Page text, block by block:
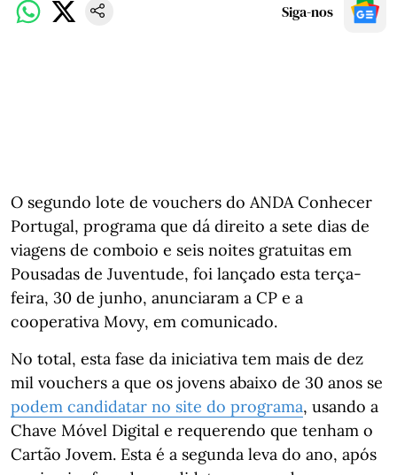
Siga-nos
O segundo lote de vouchers do ANDA Conhecer
Portugal, programa que dá direito a sete dias de
viagens de comboio e seis noites gratuitas em
Pousadas de Juventude, foi lançado esta terça-
feira, 30 de junho, anunciaram a CP e a
cooperativa Movy, em comunicado.
No total, esta fase da iniciativa tem mais de dez
mil vouchers a que os jovens abaixo de 30 anos se
podem candidatar no site do programa, usando a
Chave Móvel Digital e requerendo que tenham o
Cartão Jovem. Esta é a segunda leva do ano, após